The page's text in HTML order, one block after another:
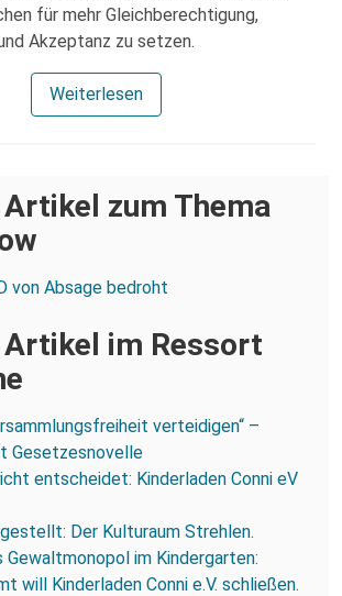
für mehr Gleichberechtigung,
Akzeptanz zu setzen.
Weiterlesen
zum Thema
von Absage bedroht
Artikel im Ressort
verteidigen“ –
Gesetzesnovelle
entscheidet: Kinderladen Conni eV
Der Kulturaum Strehlen.
Gewaltmonopol im Kindergarten:
will Kinderladen Conni e.V. schließen.